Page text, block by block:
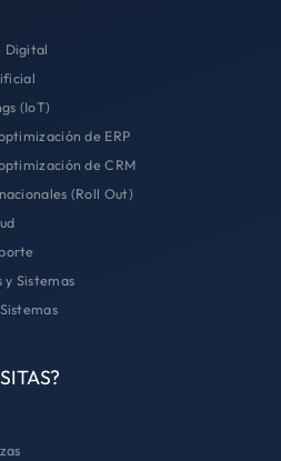
Digital
(IoT)
de ERP
de CRM
(Roll Out)
Sistemas